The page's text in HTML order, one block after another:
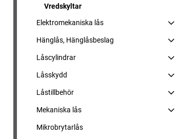
Vredskyltar
Elektromekaniska lås
Hänglås, Hänglåsbeslag
Låscylindrar
Låsskydd
Låstillbehör
Mekaniska lås
Mikrobrytarlås